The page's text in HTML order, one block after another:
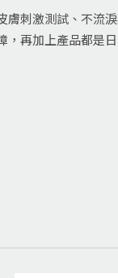
刺激測試、不流
再加上產品都是